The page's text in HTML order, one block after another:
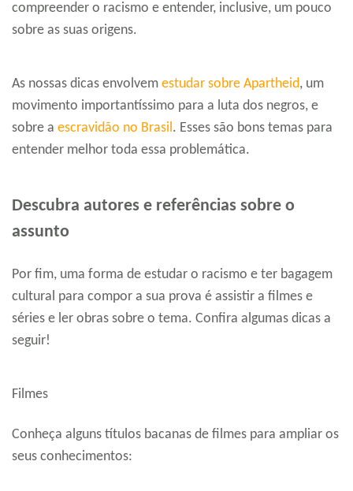
compreender o racismo e entender, inclusive, um pouco
sobre as suas origens.
As nossas dicas envolvem estudar sobre Apartheid, um
movimento importantíssimo para a luta dos negros, e
sobre a escravidão no Brasil. Esses são bons temas para
entender melhor toda essa problemática.
Descubra autores e referências sobre o
assunto
Por fim, uma forma de estudar o racismo e ter bagagem
cultural para compor a sua prova é assistir a filmes e
séries e ler obras sobre o tema. Confira algumas dicas a
seguir!
Filmes
Conheça alguns títulos bacanas de filmes para ampliar os
seus conhecimentos: